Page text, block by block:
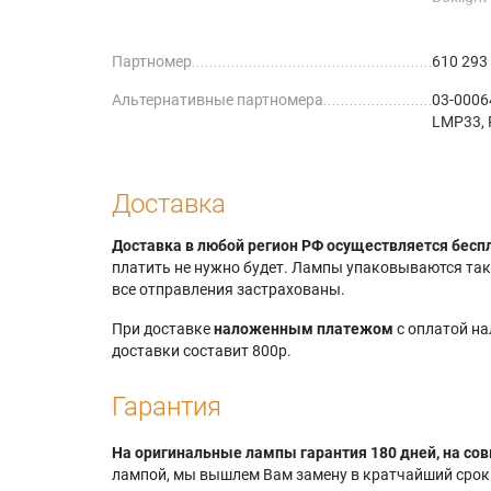
Boxlight
Boxlight
Boxlight
Canon
Canon
Canon
Партномер 610 293
Альтернативные партномера
03-
LMP33,
Доставка
Доставка в любой регион РФ осуществляется
платить не нужно будет. Лампы упаковываются
все отправления застрахованы.
При доставкеналоженным платежом с оплатой
доставки составит 800р.
Гарантия
На оригинальные лампы гарантия 180 дней, на
лампой, мы вышлем Вам замену в кратчайший срок.